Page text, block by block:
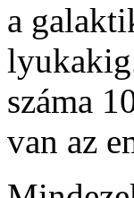
a
száma
van az